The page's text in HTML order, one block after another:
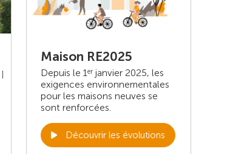
Maison RE2025
Depuis le 1 er janvier 2025, les
exigences environnementales
pour les maisons neuves se
sont renforcées.
Découvrir les évolutions